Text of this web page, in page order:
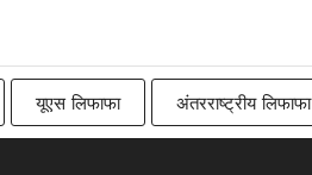
यूएस लिफाफा अंतरराष्ट्रीय लिफाफा